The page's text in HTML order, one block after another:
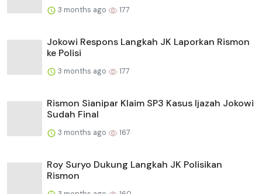
3 months ago 177
Jokowi Respons Langkah JK Laporkan Rismon
ke Polisi
3 months ago 177
Rismon Sianipar Klaim SP3 Kasus Ijazah Jokowi
Sudah Final
3 months ago 167
Roy Suryo Dukung Langkah JK Polisikan
Rismon